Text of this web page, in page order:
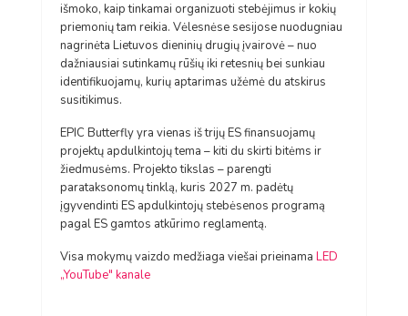
išmoko, kaip tinkamai organizuoti stebėjimus ir kokių
priemonių tam reikia. Vėlesnėse sesijose nuodugniau
nagrinėta Lietuvos dieninių drugių įvairovė – nuo
dažniausiai sutinkamų rūšių iki retesnių bei sunkiau
identifikuojamų, kurių aptarimas užėmė du atskirus
susitikimus.
EPIC Butterfly yra vienas iš trijų ES finansuojamų
projektų apdulkintojų tema – kiti du skirti bitėms ir
žiedmusėms. Projekto tikslas – parengti
parataksonomų tinklą, kuris 2027 m. padėtų
įgyvendinti ES apdulkintojų stebėsenos programą
pagal ES gamtos atkūrimo reglamentą.
Visa mokymų vaizdo medžiaga viešai prieinama LED
„YouTube" kanale